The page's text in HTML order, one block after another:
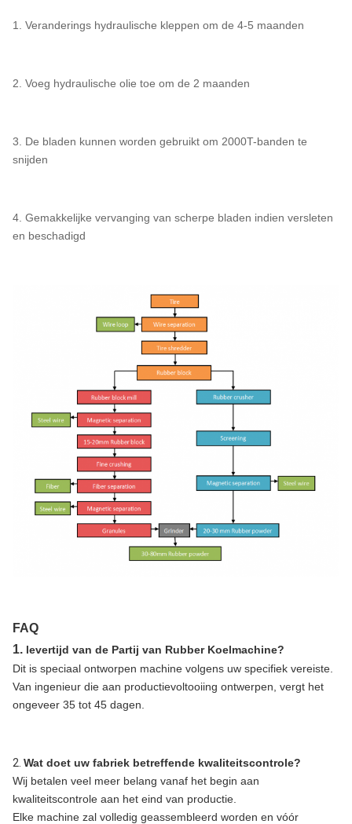
1. Veranderings hydraulische kleppen om de 4-5 maanden
2. Voeg hydraulische olie toe om de 2 maanden
3. De bladen kunnen worden gebruikt om 2000T-banden te
snijden
4. Gemakkelijke vervanging van scherpe bladen indien versleten
en beschadigd
FAQ
1. levertijd van de Partij van Rubber Koelmachine?
Dit is speciaal ontworpen machine volgens uw specifiek vereiste.
Van ingenieur die aan productievoltooiing ontwerpen, vergt het
ongeveer 35 tot 45 dagen.
2. Wat doet uw fabriek betreffende kwaliteitscontrole?
Wij betalen veel meer belang vanaf het begin aan
kwaliteitscontrole aan het eind van productie.
Elke machine zal volledig geassembleerd worden en vóór